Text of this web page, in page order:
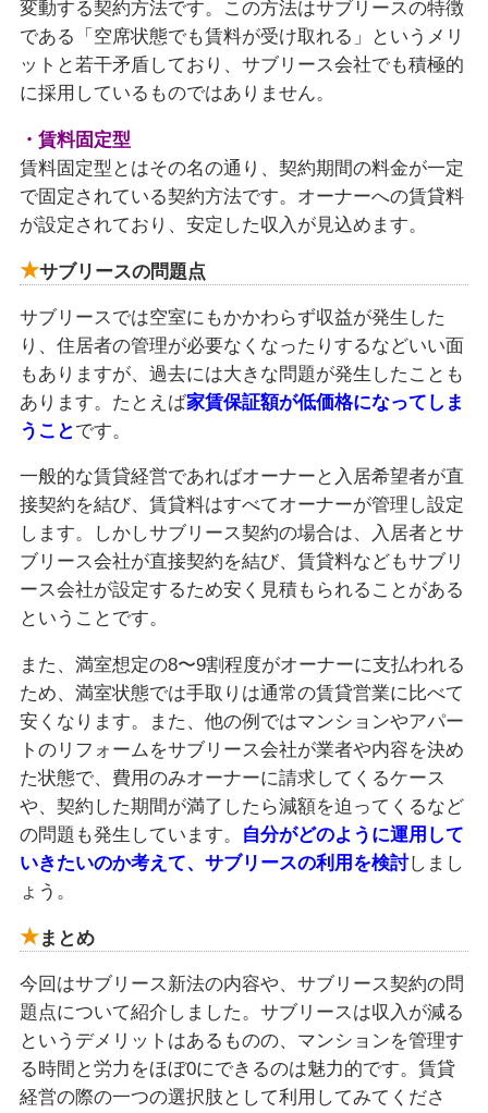
変動する契約方法です。この方法はサブリースの特徴
である「空席状態でも賃料が受け取れる」というメリ
ットと若干矛盾しており、サブリース会社でも積極的
に採用しているものではありません。
・賃料固定型
賃料固定型とはその名の通り、契約期間の料金が一定
で固定されている契約方法です。オーナーへの賃貸料
が設定されており、安定した収入が見込めます。
サブリースの問題点
サブリースでは空室にもかかわらず収益が発生した
り、住居者の管理が必要なくなったりするなどいい面
もありますが、過去には大きな問題が発生したことも
あります。たとえば家賃保証額が低価格になってしま
うことです。
一般的な賃貸経営であればオーナーと入居希望者が直
接契約を結び、賃貸料はすべてオーナーが管理し設定
します。しかしサブリース契約の場合は、入居者とサ
ブリース会社が直接契約を結び、賃貸料などもサブリ
ース会社が設定するため安く見積もられることがある
ということです。
また、満室想定の8〜9割程度がオーナーに支払われる
ため、満室状態では手取りは通常の賃貸営業に比べて
安くなります。また、他の例ではマンションやアパー
トのリフォームをサブリース会社が業者や内容を決め
た状態で、費用のみオーナーに請求してくるケース
や、契約した期間が満了したら減額を迫ってくるなど
の問題も発生しています。
自分がどのように運用して
いきたいのか考えて、サブリースの利用を検討しまし
ょう。
まとめ
今回はサブリース新法の内容や、サブリース契約の問
題点について紹介しました。サブリースは収入が減る
というデメリットはあるものの、マンションを管理す
る時間と労力をほぼ0にできるのは魅力的です。賃貸
経営の際の一つの選択肢として利用してみてくださ